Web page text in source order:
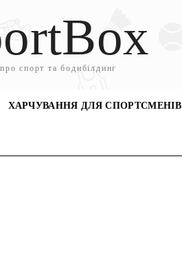
спорт та бодибілдинг
ХАРЧУВАННЯ ДЛЯ СПОРТСМЕНІВ